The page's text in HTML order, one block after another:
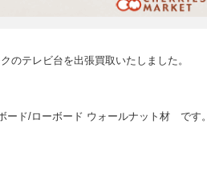
のテレビ台を出張買取いたしました。
ード/ローボード ウォールナット材 です。